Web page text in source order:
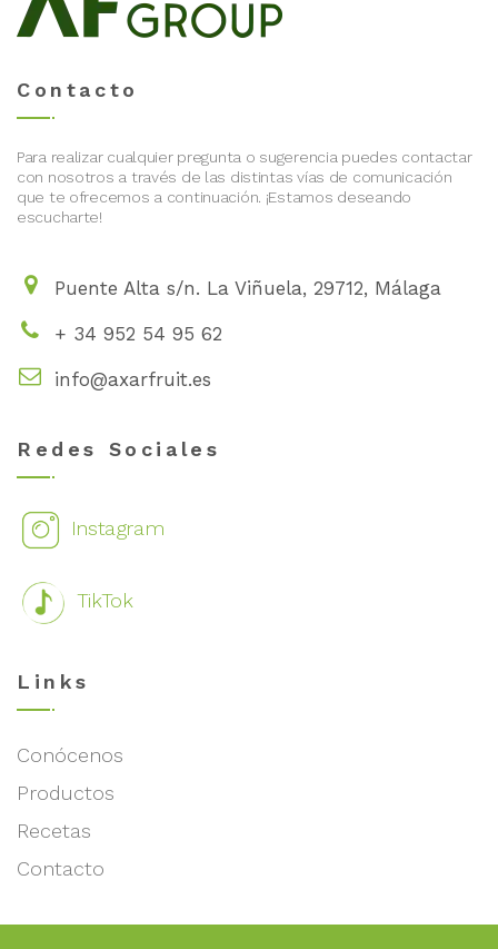
Contacto
Para realizar cualquier pregunta o sugerencia puedes contactar
con nosotros a través de las distintas vías de comunicación
que te ofrecemos a continuación. ¡Estamos deseando
escucharte!
Puente Alta s/n. La Viñuela, 29712, Málaga
+ 34 952 54 95 62
info@axarfruit.es
Redes Sociales
Instagram
TikTok
Links
Conócenos
Productos
Recetas
Contacto